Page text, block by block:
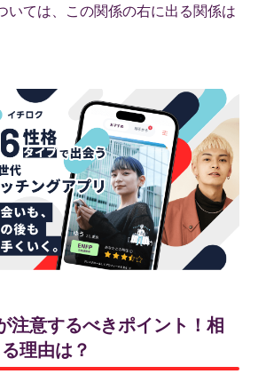
いては、この関係の右に出る関係は
注意するべきポイント！相
理由は？